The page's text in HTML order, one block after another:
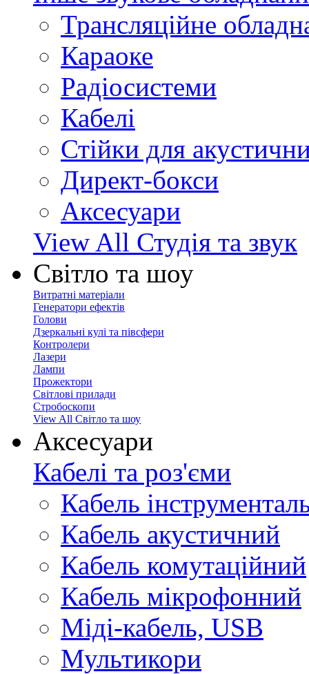
Трансляційне
Караоке
Радіосистеми
Кабелі
Стійки для
Директ-бокси
Аксесуари
View All Студія та звук
Світло та шоу
Витратні матеріали
Генератори ефектів
Голови
Дзеркальні кулі та півсфери
Контролери
Лазери
Лампи
Прожектори
Світлові прилади
Стробоскопи
View All Світло та шоу
Аксесуари
Кабелі та роз'єми
Кабель
Кабель акустичний
Кабель комутаційний
Кабель мікрофонний
Міді-кабель, USB
Мультикори